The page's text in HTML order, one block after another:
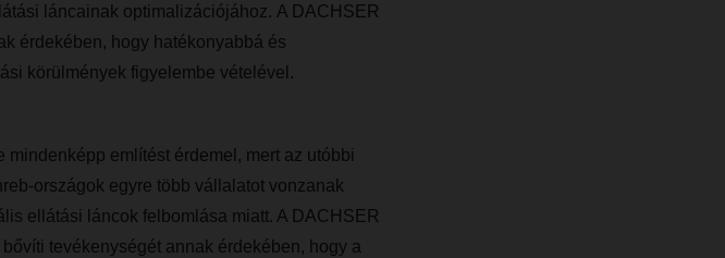
láncainak optimalizációjához. A DACHSER
érdekében, hogy hatékonyabbá és
körülmények figyelembe vételével.
említést érdemel, mert az utóbbi
országok egyre több vállalatot vonzanak
ellátási láncok felbomlása miatt. A DACHSER
tevékenységét annak érdekében, hogy a